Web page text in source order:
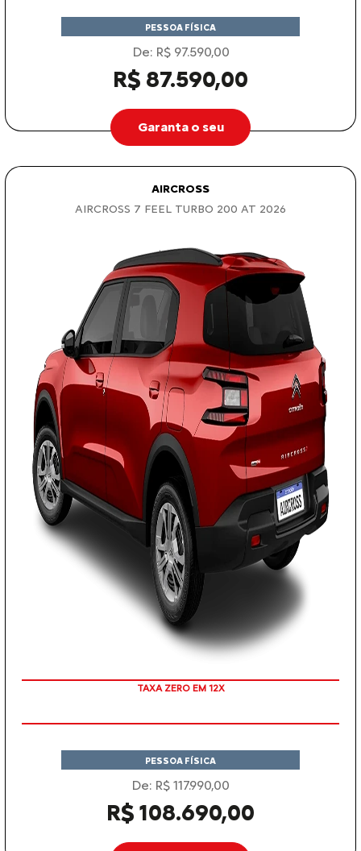
PESSOA FÍSICA
De: R$ 97.590,00
R$ 87.590,00
Garanta o seu
AIRCROSS
AIRCROSS 7 FEEL TURBO 200 AT 2026
PESSOA FÍSICA
De: R$ 117.990,00
R$ 108.690,00